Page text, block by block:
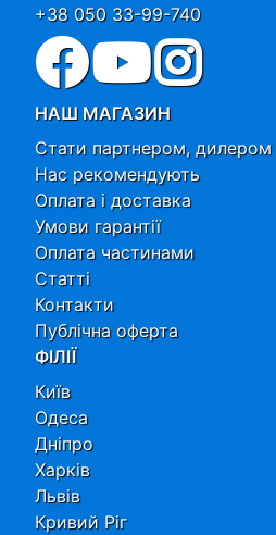
+38 050 33-99-740
НАШ МАГАЗИН
Стати партнером, дилером
Нас рекомендують
Оплата і доставка
Умови гарантії
Оплата частинами
Статті
Контакти
Публічна оферта
ФІЛІЇ
Київ
Одеса
Дніпро
Харків
Львів
Кривий Ріг